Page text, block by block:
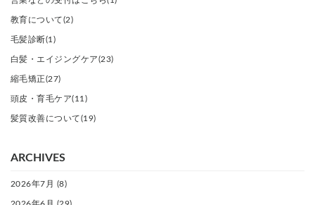
教育について(2)
毛髪診断(1)
白髪・エイジングケア(23)
縮毛矯正(27)
頭皮・育毛ケア(11)
髪質改善について(19)
ARCHIVES
2026年7月 (8)